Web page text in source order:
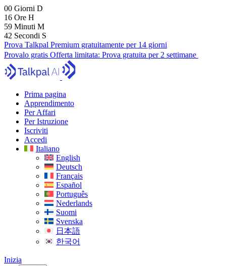
00 Giorni D
16 Ore H
59 Minuti M
41 Secondi S
Prova Talkpal Premium gratuitamente per 14 giorni
Provalo gratis Offerta limitata: Prova gratuita per 2 settimane
Prima pagina
Apprendimento
Per Affari
Per Istruzione
Iscriviti
Accedi
Italiano
English
Deutsch
Français
Español
Português
Nederlands
Suomi
Svenska
日本語
한국어
Inizia